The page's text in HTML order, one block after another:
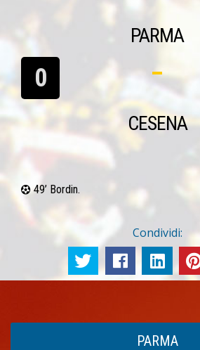
PARMA
0
CESENA
49’ Bordin.
Condividi:
PARMA